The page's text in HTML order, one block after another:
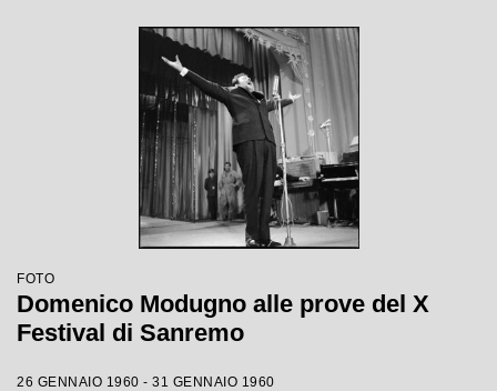
FOTO
Domenico Modugno alle prove del X
Festival di Sanremo
26 GENNAIO 1960 - 31 GENNAIO 1960